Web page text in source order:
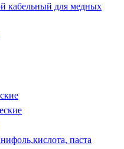
кабельный для медных
паста